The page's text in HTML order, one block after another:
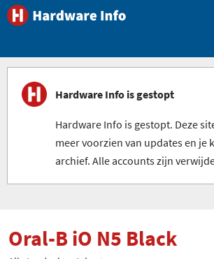
Hardware Info is gestopt
Hardware Info is gestopt. Deze
meer voorzien van updates en je
archief. Alle accounts zijn
Oral-B iO N5 Black